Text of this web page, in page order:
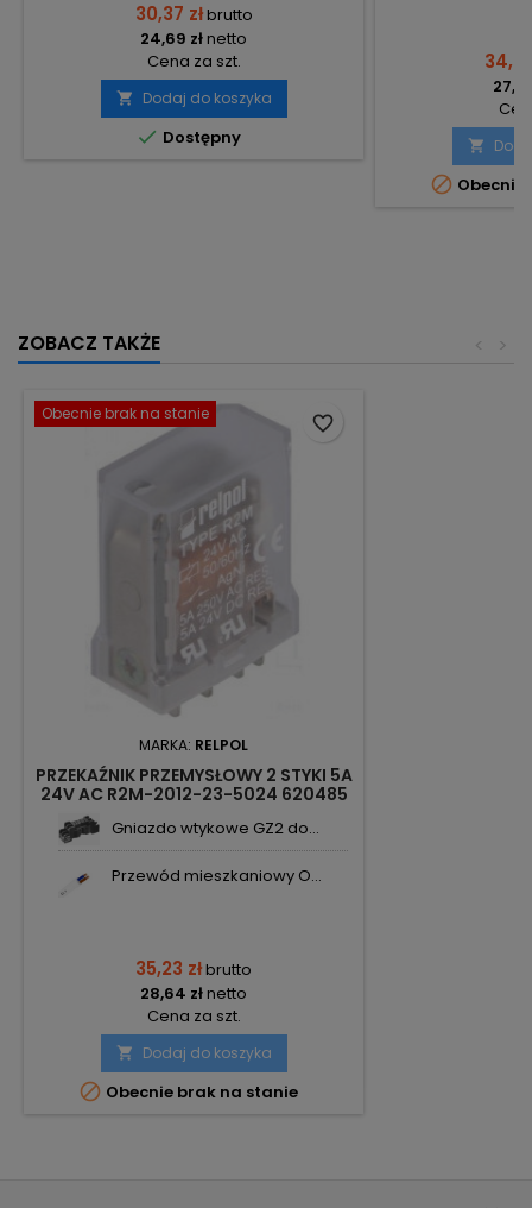
30,37 złbrutto
24,69 złnetto
Cena za szt.
 Dodaj do koszyka
 Dostępny 

ZOBACZ TAKŻE >
<
Obecnie brak na stanie
MARKA: RELPOL
PRZEKAŹNIK PRZEMYSŁOWY 2 STYKI 5A
24V AC R2M-2012-23-5024 620485
Gniazdo wtykowe GZ2 do...
Przewód mieszkaniowy O...
35,23 złbrutto
28,64 złnetto
Cena za szt.
 Dodaj do koszyka
 Obecnie brak na stanie
favorite_border